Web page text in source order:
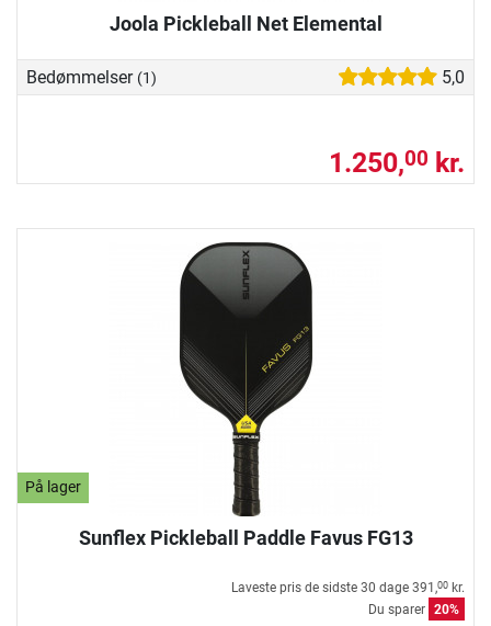
Joola Pickleball Net Elemental
Bedømmelser (1) 5,0
1.250,00 kr.
På lager
Sunflex Pickleball Paddle Favus FG13
Laveste pris de sidste 30 dage 391,00 kr.
Du sparer 20%